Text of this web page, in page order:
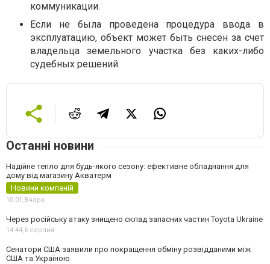
коммуникации.
Если не была проведена процедура ввода в
эксплуатацию, объект может быть снесен за счет
владельца земельного участка без каких-либо
судебных решений.
Останні новини
Надійне тепло для будь-якого сезону: ефективне обладнання для
дому від магазину Акватерм
Новини компаній
10:01, Вчора
Через російську атаку знищено склад запасних частин Toyota Ukraine
14:44,6 серпня
Сенатори США заявили про покращення обміну розвідданими між
США та Україною